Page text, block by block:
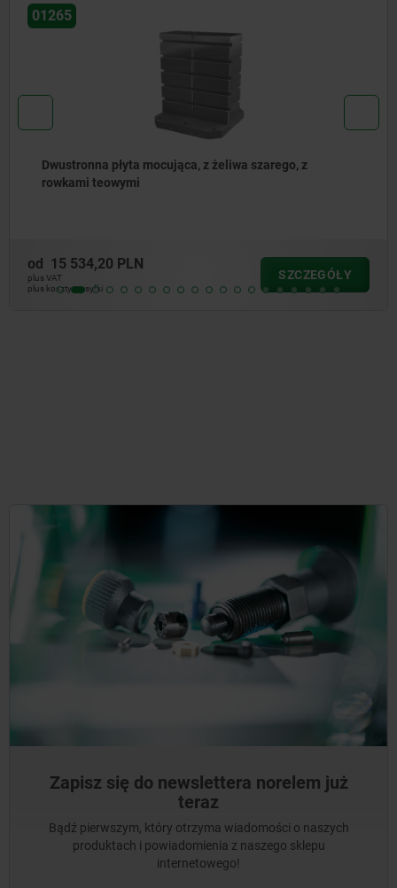
01270
Płyta bazowa dwustronna, z żeliwa szarego
od12 174,36 PLN
plus VAT
plus koszty wysyłki
SZCZEGÓŁY
Zapisz się do newslettera norelem już
teraz
Bądź pierwszym, który otrzyma wiadomości o naszych
produktach i powiadomienia z naszego sklepu
internetowego!